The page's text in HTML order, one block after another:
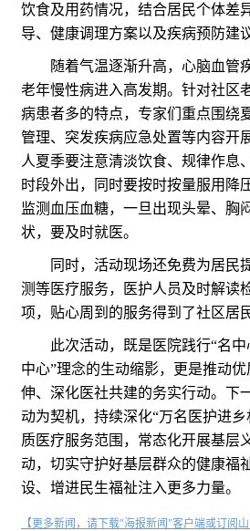
饮食及用药情况，结合居民个体差
导、健康调理方案以及疾病预防建议
随着气温逐渐升高，心脑血管
老年慢性病进入高发期。针对社区
病患者多的特点，专家们重点围绕
管理、突发疾病应急处置等内容开
人夏季要注意清淡饮食、规律作息
时段外出，同时要按时按量服用降
监测血压血糖，一旦出现头晕、胸
状，要及时就医。
同时，活动现场还免费为居民
测等医疗服务，医护人员及时解读
项，贴心周到的服务得到了社区居
此次活动，既是医院践行“名中
中心”理念的生动缩影，更是推动
伸、深化医社共建的务实行动。下
动为契机，持续深化“万名医护进
质医疗服务范围，常态化开展基层
动，切实守护好基层群众的健康福
设、增进民生福祉注入更多力量。
【更多新闻，请下载"海报新闻"客户端或订阅山